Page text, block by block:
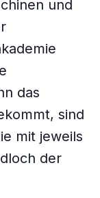
und
das
sind
mit jeweils
der